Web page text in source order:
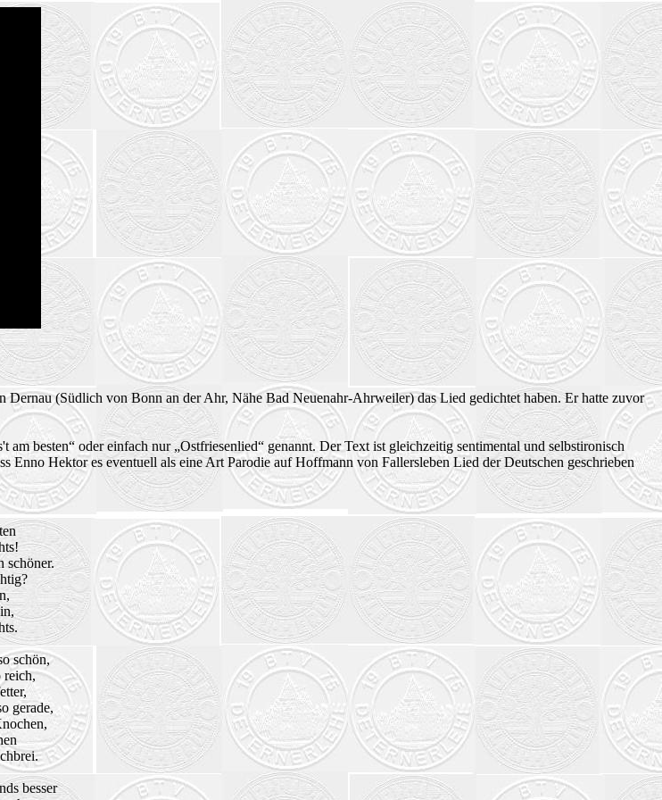
(Südlich von Bonn an der Ahr, Nähe Bad Neuenahr-Ahrweiler) das Lied gedichtet haben. Er hatte zuvor
besten“ oder einfach nur „Ostfriesenlied“ genannt. Der Text ist gleichzeitig sentimental und selbstironisch
Enno Hektor es eventuell als eine Art Parodie auf Hoffmann von Fallersleben Lied der Deutschen geschrieben
schöner.
schön,
reich,
gerade,
besser